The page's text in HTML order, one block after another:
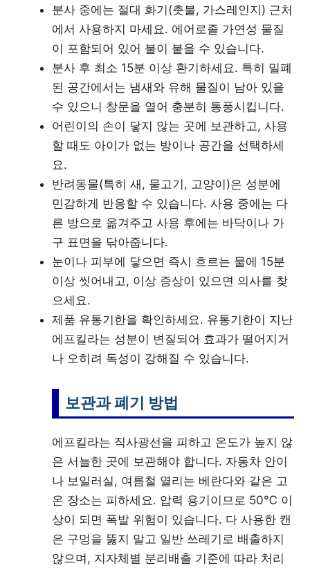
분사 중에는 절대 화기(촛불, 가스레인지) 근처
에서 사용하지 마세요. 에어로졸 가연성 물질
이 포함되어 있어 불이 붙을 수 있습니다.
분사 후 최소 15분 이상 환기하세요. 특히 밀폐
된 공간에서는 냄새와 유해 물질이 남아 있을
수 있으니 창문을 열어 충분히 통풍시킵니다.
어린이의 손이 닿지 않는 곳에 보관하고, 사용
할 때도 아이가 없는 방이나 공간을 선택하세
요.
반려동물(특히 새, 물고기, 고양이)은 성분에
민감하게 반응할 수 있습니다. 사용 중에는 다
른 방으로 옮겨주고 사용 후에는 바닥이나 가
구 표면을 닦아줍니다.
눈이나 피부에 닿으면 즉시 흐르는 물에 15분
이상 씻어내고, 이상 증상이 있으면 의사를 찾
으세요.
제품 유통기한을 확인하세요. 유통기한이 지난
에프킬라는 성분이 변질되어 효과가 떨어지거
나 오히려 독성이 강해질 수 있습니다.
보관과 폐기 방법
에프킬라는 직사광선을 피하고 온도가 높지 않
은 서늘한 곳에 보관해야 합니다. 자동차 안이
나 보일러실, 여름철 열리는 베란다와 같은 고
온 장소는 피하세요. 압력 용기이므로 50℃ 이
상이 되면 폭발 위험이 있습니다. 다 사용한 캔
은 구멍을 뚫지 말고 일반 쓰레기로 배출하지
않으며, 지자체별 분리배출 기준에 따라 처리